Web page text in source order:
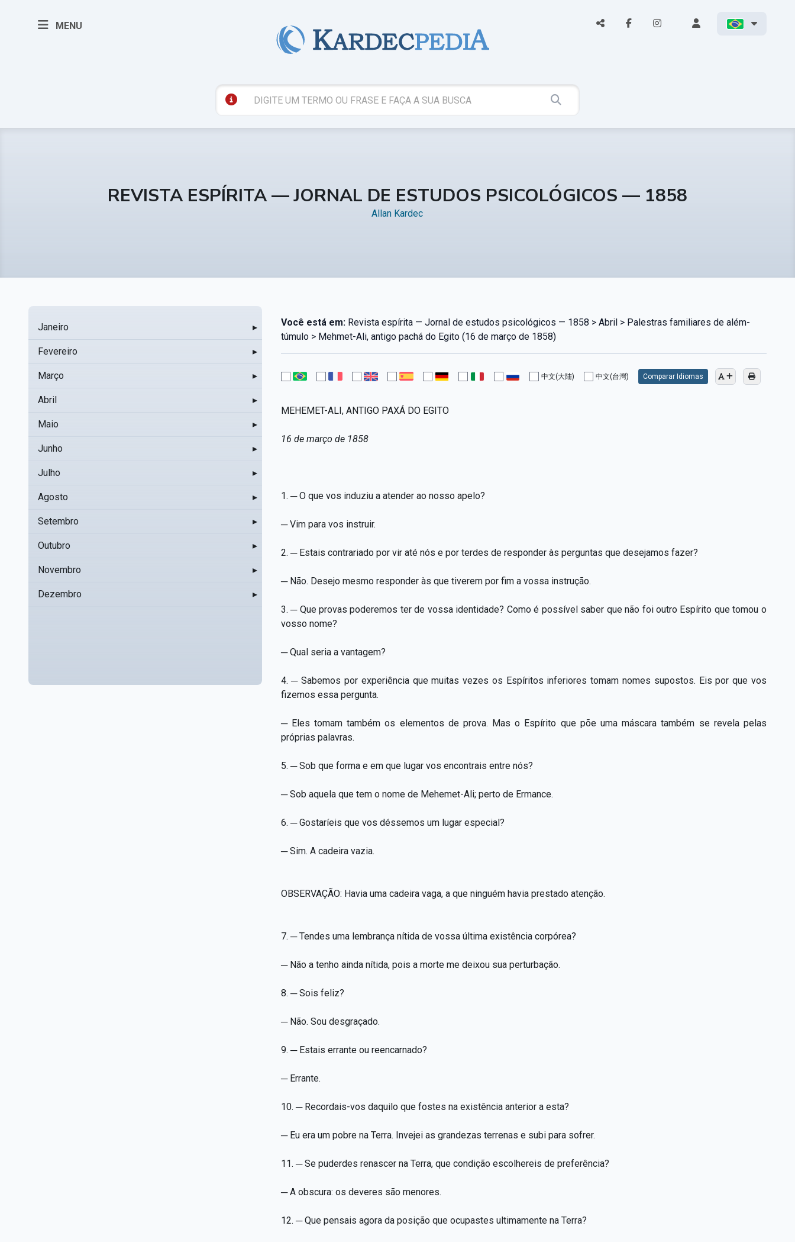
MENU
REVISTA ESPÍRITA — JORNAL DE ESTUDOS PSICOLÓGICOS — 1858
Allan Kardec
Janeiro ▸
Fevereiro ▸
Março ▸
Abril ▸
Maio ▸
Junho ▸
Julho ▸
Agosto ▸
Setembro ▸
Outubro ▸
Novembro ▸
Dezembro ▸
Você está em:Revista espírita — Jornal de estudos psicológicos — 1858 > Abril > Palestras familiares de além-
túmulo > Mehmet-Ali, antigo pachá do Egito (16 de março de 1858)
中文(大陆) 中文(台灣) Comparar Idiomas
MEHEMET-ALI, ANTIGO PAXÁ DO EGITO
16 de março de 1858
1. ─ O que vos induziu a atender ao nosso apelo?
─ Vim para vos instruir.
2. ─ Estais contrariado por vir até nós e por terdes de responder às perguntas que desejamos fazer?
─ Não. Desejo mesmo responder às que tiverem por fim a vossa instrução.
3. ─ Que provas poderemos ter de vossa identidade? Como é possível saber que não foi outro Espírito que tomou o
vosso nome?
─ Qual seria a vantagem?
4. ─ Sabemos por experiência que muitas vezes os Espíritos inferiores tomam nomes supostos. Eis por que vos
fizemos essa pergunta.
─ Eles tomam também os elementos de prova. Mas o Espírito que põe uma máscara também se revela pelas
próprias palavras.
5. ─ Sob que forma e em que lugar vos encontrais entre nós?
─ Sob aquela que tem o nome de Mehemet-Ali; perto de Ermance.
6. ─ Gostaríeis que vos déssemos um lugar especial?
─ Sim. A cadeira vazia.
OBSERVAÇÃO: Havia uma cadeira vaga, a que ninguém havia prestado atenção.
7. ─ Tendes uma lembrança nítida de vossa última existência corpórea?
─ Não a tenho ainda nítida, pois a morte me deixou sua perturbação.
8. ─ Sois feliz?
─ Não. Sou desgraçado.
9. ─ Estais errante ou reencarnado?
─ Errante.
10. ─ Recordais-vos daquilo que fostes na existência anterior a esta?
─ Eu era um pobre na Terra. Invejei as grandezas terrenas e subi para sofrer.
11. ─ Se puderdes renascer na Terra, que condição escolhereis de preferência?
─ A obscura: os deveres são menores.
12. ─ Que pensais agora da posição que ocupastes ultimamente na Terra?